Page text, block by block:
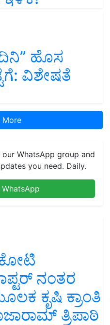
ಹೊಸ
ವಿಶೇಷತೆ
More
WhatsApp group and
you need. Daily.
ನಂತರ
ಕೃಷಿ ಕ್ರಾಂತಿ
ತ್ರಿಪಾಠಿ